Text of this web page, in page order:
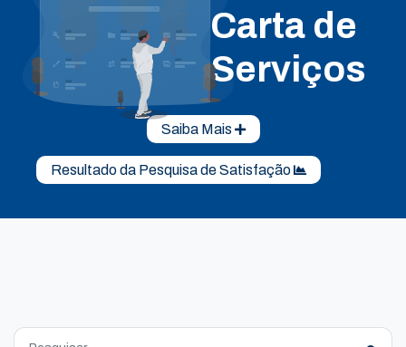
Carta de
Serviços
Saiba Mais
Resultado da Pesquisa de Satisfação